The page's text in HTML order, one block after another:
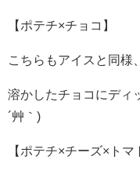
【ポテチ×チョコ】
こちらもアイスと同様
溶かしたチョコにディ
´艸｀)
【ポテチ×チーズ×トマ